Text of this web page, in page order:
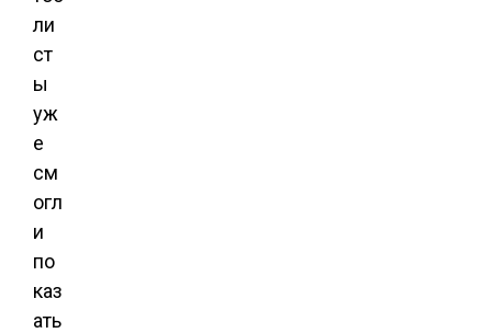
ли
ст
ы
уж
е
см
огл
и
по
каз
ать